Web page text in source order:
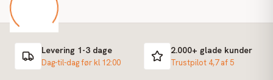
Levering 1-3 dage
Dag-til-dag før kl 12:00
2.000+ glade kunder
Trustpilot 4,7 af 5